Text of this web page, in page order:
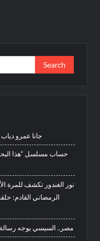
Search
for:
جانا عمرو
حساب مسلسل “هذا
نور الغندور تكشف للمرة
الرمضاني القادم:
مصر.. السيسي يوجه رسالة